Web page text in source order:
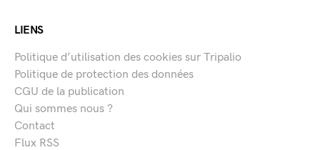
LIENS
Politique d’utilisation des cookies sur Tripalio
Politique de protection des données
CGU de la publication
Qui sommes nous ?
Contact
Flux RSS